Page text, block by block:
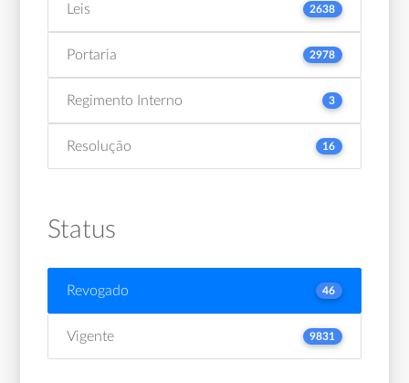
Leis 2638
Portaria 2978
Regimento Interno 3
Resolução 16
Status
Revogado 46
Vigente 9831